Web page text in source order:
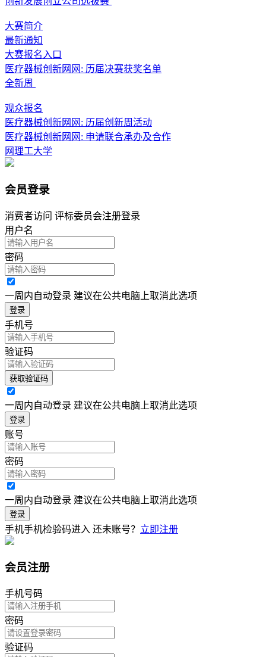
大赛简介
最新通知
大赛报名入口
医疗器械创新网网: 历届决赛获奖名单
全新周
观众报名
医疗器械创新网网: 历届创新周活动
医疗器械创新网网: 申请联合承办及合作
网理工大学
会员登录
消费者访问 评标委员会注册登录
用户名
密码
一周内自动登录 建议在公共电脑上取消此选项
登录
手机号
验证码
获取验证码
一周内自动登录 建议在公共电脑上取消此选项
登录
账号
密码
一周内自动登录 建议在公共电脑上取消此选项
登录
手机手机检验码进入 还未账号？ 立即注册
会员注册
手机号码
密码
验证码